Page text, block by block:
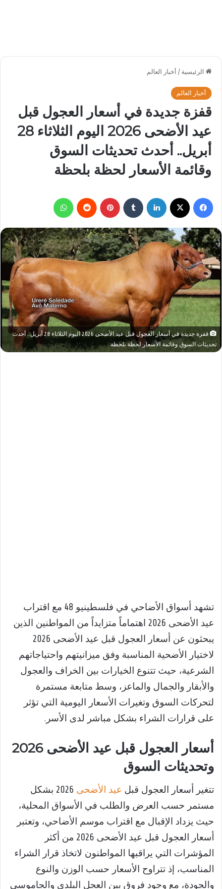
الرئيسية / أخبار العالم
أخبار العالم
قفزة جديدة في أسعار العجول قبل
عيد الأضحى 2026 اليوم الثلاثاء 28
أبريل.. أحدث تحديثات السوق
وقائمة الأسعار لحظة بلحظة
فيسبوك لينكدإن بينتيريست
قفزة جديدة في أسعار العجول قبل عيد الأضحى 2026 اليوم الثلاثاء 28 أبريل.. أحدث
تحديثات السوق وقائمة الأسعار لحظة بلحظة
تشهد أسواق الأضاحي في فلسطينيو 48 مع اقتراب
عيد الأضحى 2026 اهتماماً متزايداً من المواطنين الذين
يبحثون عن أسعار العجول قبل عيد الأضحى 2026
لاختيار الأضحية المناسبة وفق ميزانيتهم واحتياجاتهم
الشرعية، حيث تتنوع الخيارات بين الخراف والعجول
والأبقار والجمال والماعز، وسط متابعة مستمرة
لتحركات السوق وتغيرات الأسعار اليومية التي تؤثر
على قرارات الشراء بشكل مباشر لدى الأسر.
أسعار العجول قبل عيد الأضحى 2026
وتحديثات السوق
تتغير أسعار العجول قبل عيد الأضحى
2026 بشكل
مستمر حسب العرض والطلب في الأسواق المحلية،
حيث يزداد الإقبال مع اقتراب موسم الأضاحي، وتعتبر
أسعار العجول قبل عيد الأضحى 2026 من أكثر
المؤشرات التي يراقبها المواطنون لاتخاذ قرار الشراء
المناسب، إذ تتراوح الأسعار حسب الوزن والنوع
والجودة، مع وجود فروق بين العجل البلدي والجاموسي